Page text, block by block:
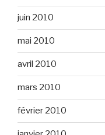
juin 2010
mai 2010
avril 2010
mars 2010
février 2010